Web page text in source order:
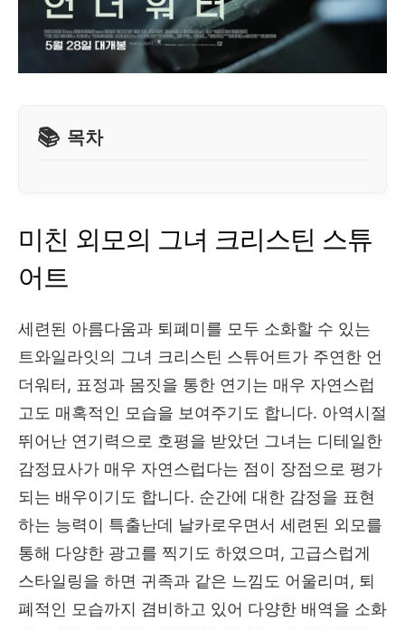
목차
미친 외모의 그녀 크리스틴 스튜
어트
세련된 아름다움과 퇴폐미를 모두 소화할 수 있는
트와일라잇의 그녀 크리스틴 스튜어트가 주연한 언
더워터, 표정과 몸짓을 통한 연기는 매우 자연스럽
고도 매혹적인 모습을 보여주기도 합니다. 아역시절
뛰어난 연기력으로 호평을 받았던 그녀는 디테일한
감정묘사가 매우 자연스럽다는 점이 장점으로 평가
되는 배우이기도 합니다. 순간에 대한 감정을 표현
하는 능력이 특출난데 날카로우면서 세련된 외모를
통해 다양한 광고를 찍기도 하였으며, 고급스럽게
스타일링을 하면 귀족과 같은 느낌도 어울리며, 퇴
폐적인 모습까지 겸비하고 있어 다양한 배역을 소화